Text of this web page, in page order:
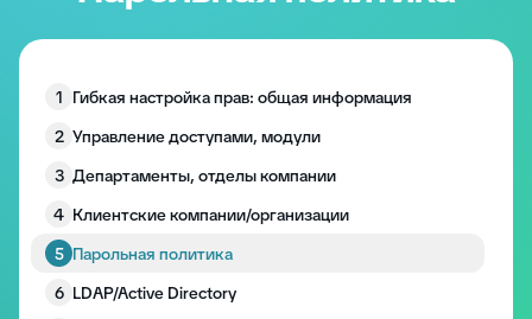
1 Гибкая настройка прав: общая информация
2 Управление доступами, модули
3 Департаменты, отделы компании
4 Клиентские компании/организации
5 Парольная политика
6 LDAP/Active Directory